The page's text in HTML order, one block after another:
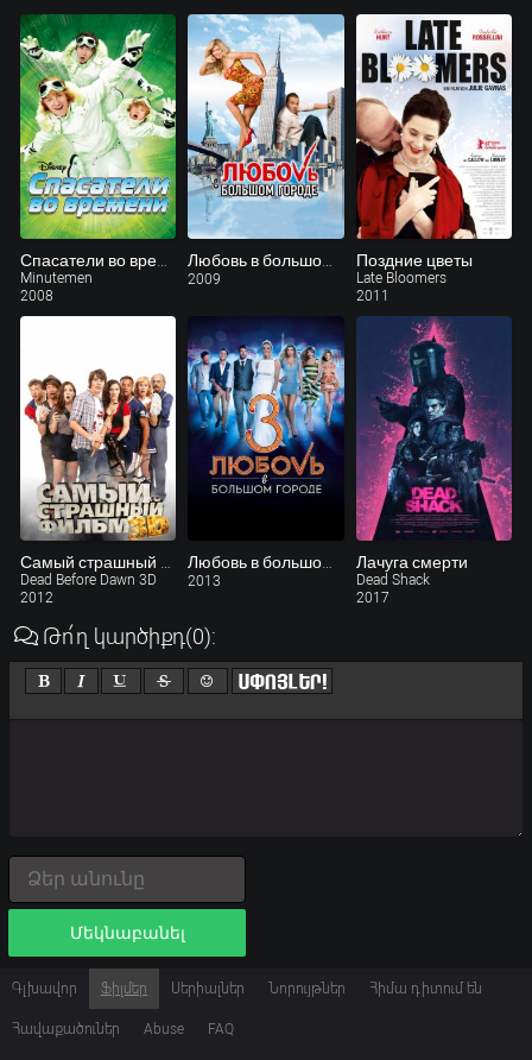
Minutemen
2008
2009
Поздние цветы
Late Bloomers
2011
Dead Before Dawn 3D
2012
2013
Лачуга смерти
Dead Shack
2017
Թո՛ղ կարծիքդ(0):
Մեկնաբանել
Գլխավոր Ֆիլմեր Սերիալներ Նորույթներ Հիմա դիտում են
Հավաքածուներ Abuse FAQ